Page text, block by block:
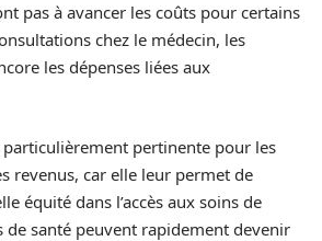
pas à avancer les coûts pour certains
chez le médecin, les
les dépenses liées aux
particulièrement pertinente pour les
revenus, car elle leur permet de
équité dans l’accès aux soins de
de santé peuvent rapidement devenir